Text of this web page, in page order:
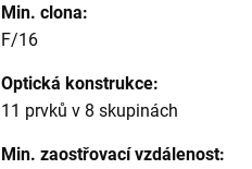
Min. clona:
F/16
Optická konstrukce:
11 prvků v 8 skupinách
Min. zaostřovací vzdálenost: